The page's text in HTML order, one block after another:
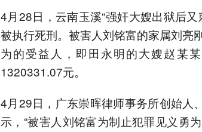
4月28日，云南玉溪“强奸大嫂出狱后
被执行死刑。被害人刘铭富的家属刘亮
为的受益人，即田永明的大嫂赵某
1320331.07元。
4月29日，广东崇晖律师事务所创始人
示，“被害人刘铭富为制止犯罪见义勇